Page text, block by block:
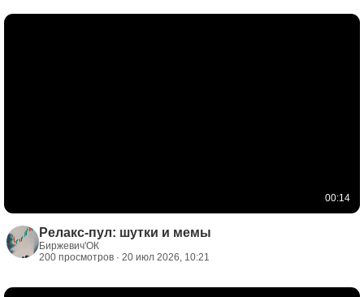
00:14
Релакс-пул: шутки и мемы
Биржевич'ОК
200 просмотров · 20 июл 2026, 10:21